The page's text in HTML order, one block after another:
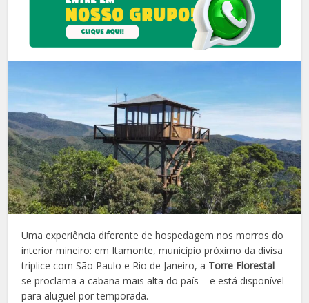
Uma experiência diferente de hospedagem nos morros do
interior mineiro: em Itamonte, município próximo da divisa
tríplice com São Paulo e Rio de Janeiro, a Torre Florestal
se proclama a cabana mais alta do país – e está disponível
para aluguel por temporada.